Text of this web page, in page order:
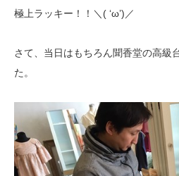
極上ラッキー！！＼( ‘ω’)／
さて、当日はもちろん聞香堂の高級
た。